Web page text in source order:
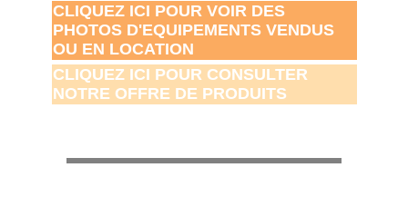
CLIQUEZ ICI POUR VOIR DES
PHOTOS D'EQUIPEMENTS VENDUS
OU EN LOCATION
CLIQUEZ ICI POUR CONSULTER
NOTRE OFFRE DE PRODUITS